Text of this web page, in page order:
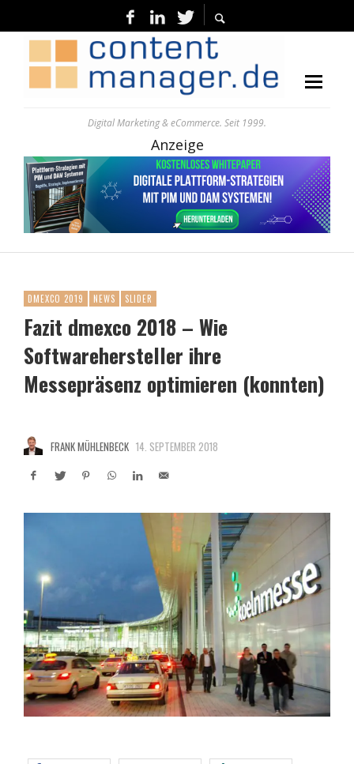
Digital Marketing & eCommerce. Seit 1999.
Anzeige
DMEXCO 2019 NEWS SLIDER
Fazit dmexco 2018 – Wie
Softwarehersteller ihre
Messepräsenz optimieren (konnten)
FRANK MÜHLENBECK 14. SEPTEMBER 2018